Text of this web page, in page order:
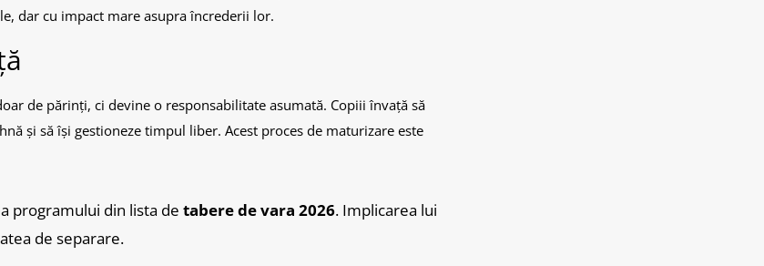
dar cu impact mare asupra încrederii lor.
de părinți, ci devine o responsabilitate asumată. Copiii învață să
și să își gestioneze timpul liber. Acest proces de maturizare este
programului din lista de tabere de vara 2026. Implicarea lui
de separare.